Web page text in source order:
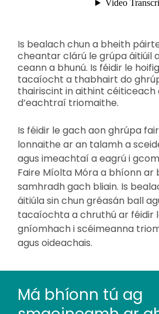
Is bealach chun a bheith
cheantar clárú le grúpa áitiúil
ceann a bhunú. Is féidir le
tacaíocht a thabhairt do
thairiscint in aithint céiticeach
d’eachtraí triomaithe.
Is féidir le gach aon ghrúpa
lonnaithe ar an talamh a
agus imeachtaí a eagrú i
Faire Míolta Móra a bhíonn ar
samhradh gach bliain. Is
áitiúla sin chun gréasán ball
tacaíochta a chruthú ar féidir
gníomhach i scéimeanna
agus oideachais.
Má bhíonn tú ag